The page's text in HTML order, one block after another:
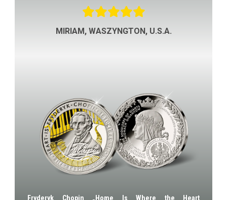
MIRIAM, WASZYNGTON, U.S.A.
Fryderyk Chopin „Home Is Where the Heart